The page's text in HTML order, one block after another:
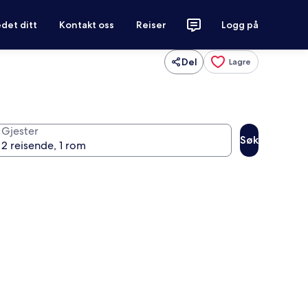
ditt Kontakt oss Reiser Logg på
Del Lagre
Gjester
Søk